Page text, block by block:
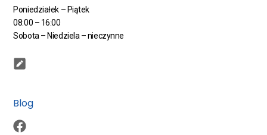
Poniedziałek – Piątek
08:00 – 16:00
Sobota – Niedziela – nieczynne
Blog